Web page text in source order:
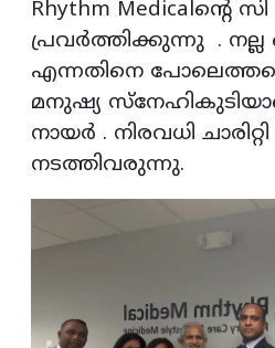
Rhythm Medicalന്റെ
പ്രവർത്തിക്കുന്നു .
എന്നതിനെ
മനുഷ്യ
നായർ . നിരവധി
നടത്തിവരുന്നു.